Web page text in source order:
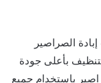
إبادة الصراصير
بأعلى جودة
باستخدام جميع